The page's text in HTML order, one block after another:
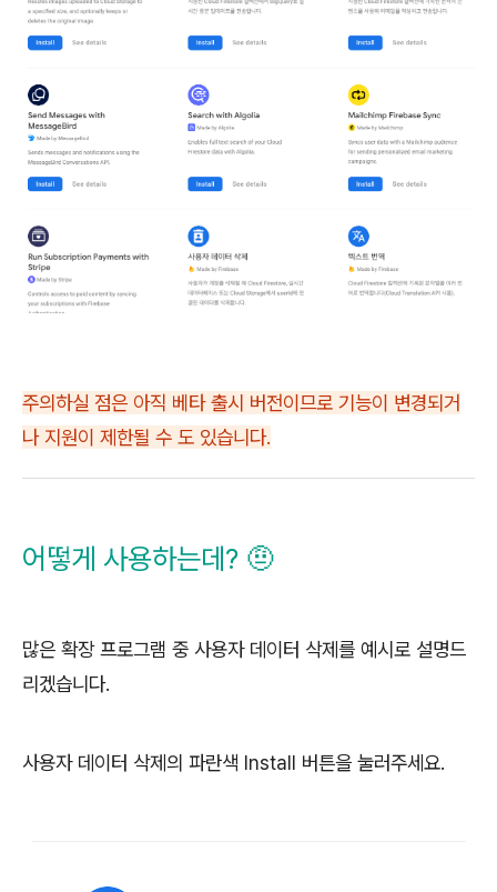
주의하실 점은 아직 베타 출시 버전이므로 기능이 변경되거
나 지원이 제한될 수 도 있습니다.
어떻게 사용하는데? 🤨
많은 확장 프로그램 중 사용자 데이터 삭제를 예시로 설명드
리겠습니다.
사용자 데이터 삭제의 파란색 Install 버튼을 눌러주세요.